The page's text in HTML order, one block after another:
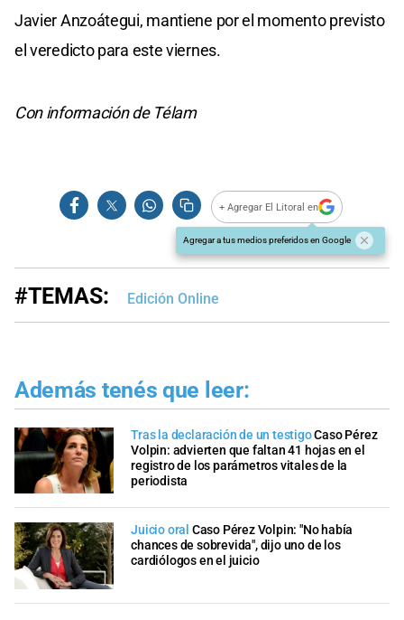
Javier Anzoátegui, mantiene por el momento previsto
el veredicto para este viernes.
Con información de Télam
+ Agregar El Litoral en
Agregar a tus medios preferidos en Google
#TEMAS: Edición Online
Además tenés que leer:
Tras la declaración de un testigoCaso Pérez
Volpin: advierten que faltan 41 hojas en el
registro de los parámetros vitales de la
periodista
Juicio oral Caso Pérez Volpin: "No había
chances de sobrevida", dijo uno de los
cardiólogos en el juicio